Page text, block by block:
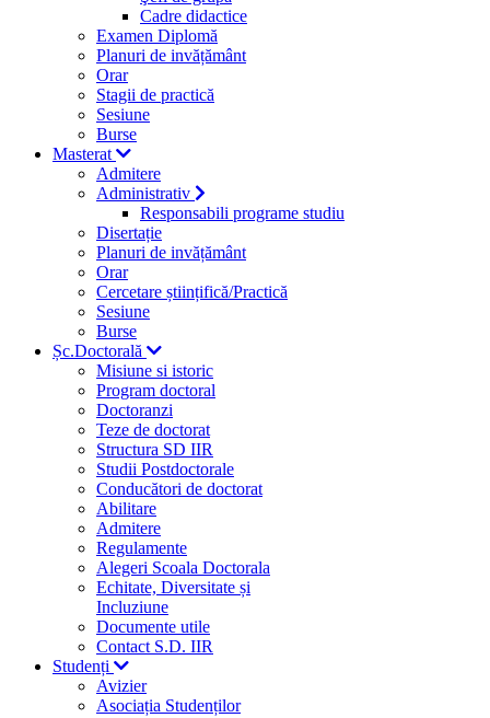
Cadre didactice
Examen Diplomă
Planuri de invățământ
Orar
Stagii de practică
Sesiune
Burse
Masterat
Admitere
Administrativ
Responsabili programe studiu
Disertație
Planuri de invățământ
Orar
Cercetare științifică/Practică
Sesiune
Burse
Șc.Doctorală
Misiune si istoric
Program doctoral
Doctoranzi
Teze de doctorat
Structura SD IIR
Studii Postdoctorale
Conducători de doctorat
Abilitare
Admitere
Regulamente
Alegeri Scoala Doctorala
Echitate, Diversitate și
Incluziune
Documente utile
Contact S.D. IIR
Studenți
Avizier
Asociația Studenților